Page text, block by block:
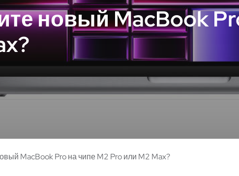
новый MacBook
MacBook Pro на чипе M2 Pro или M2 Max?